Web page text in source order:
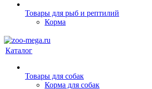
Товары для рыб и рептилий
Корма
Каталог
Товары для собак
Корма для собак